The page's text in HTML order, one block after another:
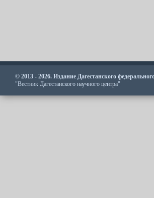
© 2013 - 2026. Издание Дагестанского
"Вестник Дагестанского научного центра"